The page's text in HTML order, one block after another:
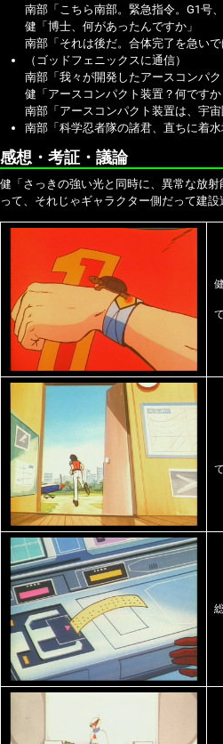
南部「こちら南部。緊急指令。G1号
健「博士、何があったんですか」
南部「それは後だ。合体完了を急いで
（ゴッドフェニックスに通信）
南部「我々が開発したアースコンパ
健「アースコンパクト装置？何ですか
南部「アースコンパクト装置は、宇
南部「科学忍者隊の諸君、直ちに着
感想・考証・議論
健「さっきの強い光と同時に、異常な放
って、それじゃギャラクター側だって建